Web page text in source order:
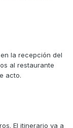
la recepción del
al restaurante
acto.
El itinerario va a